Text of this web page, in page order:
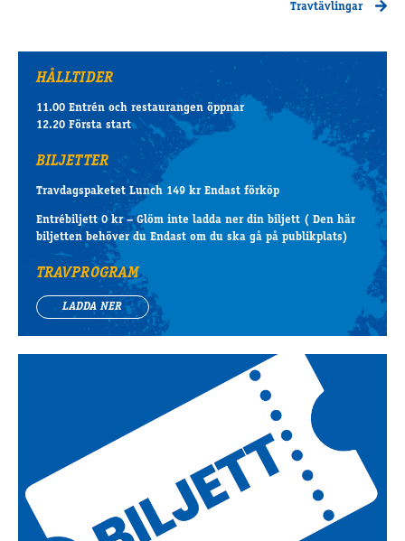
Travtävlingar
HÅLLTIDER
11.00 Entrén och restaurangen öppnar
12.20 Första start
BILJETTER
Travdagspaketet Lunch 149 kr Endast förköp
Entrébiljett 0 kr – Glöm inte ladda ner din biljett ( Den här
biljetten behöver du Endast om du ska gå på publikplats)
TRAVPROGRAM
LADDA NER